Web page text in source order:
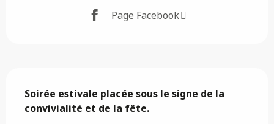
Page Facebook
Soirée estivale placée sous le signe de la
convivialité et de la fête.